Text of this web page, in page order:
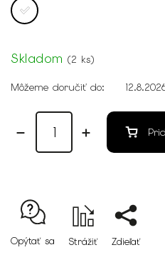
Skladom (2 ks)
Môžeme doručiť do:
Opýtať sa Strážiť Zdieľať